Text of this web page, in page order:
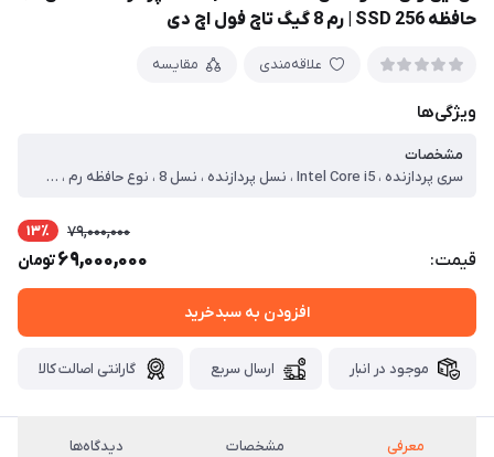
حافظه SSD 256 | رم 8 گیگ تاچ فول اچ دی
علاقه‌مندی مقایسه
ویژگی‌ها
مشخصات
سری پردازنده ، Intel Core i5 ، نسل پردازنده ، نسل 8 ، نوع حافظه رم ، DDR4 ، ظرفیت حافظه رم ، 8 گیگابایت ، ظرفیت حافظه داخلی ، 256 گیگابایت ، نوع حافظه داخلی ، SSD M.2 ، مدل پردازنده گرافیکی ، UHD Graphics 630 ، سازنده پردازنده گرافیکی ، Intel ، اندازه صفحه ، 24 اینچ ، نوع صفحه نمایش ، IPS، LED ، دقت صفحه نمایش ، (1080 × 1920 پیکسل) Full HD ، صفحه نمایش مات ، ✔️ ، صفحه نمایش لمسی ، ❌ ، وبکم ، ✔️ ، درایو نوری ، ✔️ ، بلوتوث ، ✔️ ، شبکه بی سیم Wi-Fi ، ✔️ ، پورت شبکه Ethernet ، ✔️ ، پورت VGA ، ❌ ، پورت HDMI ، ✔️ ، پورت Display ، ✔️ ، پورت USB 2.0 ، ✔️ ، پورت USB 3.0 ، ✔️
قیمت:
79,000,000 13٪
69,000,000تومان
افزودن به سبدخرید
موجود در انبار ارسال سریع گارانتی اصالت کالا
معرفی مشخصات دیدگاه‌ها